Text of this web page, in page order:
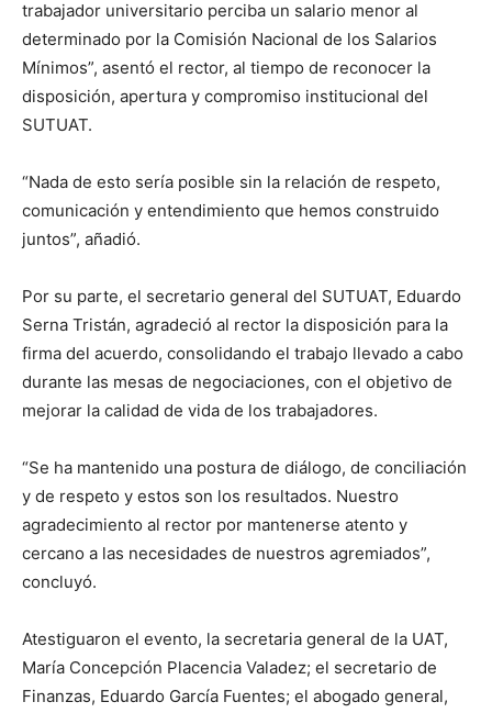
trabajador universitario perciba un salario menor al
determinado por la Comisión Nacional de los Salarios
Mínimos”, asentó el rector, al tiempo de reconocer la
disposición, apertura y compromiso institucional del
SUTUAT.
“Nada de esto sería posible sin la relación de respeto,
comunicación y entendimiento que hemos construido
juntos”, añadió.
Por su parte, el secretario general del SUTUAT, Eduardo
Serna Tristán, agradeció al rector la disposición para la
firma del acuerdo, consolidando el trabajo llevado a cabo
durante las mesas de negociaciones, con el objetivo de
mejorar la calidad de vida de los trabajadores.
“Se ha mantenido una postura de diálogo, de conciliación
y de respeto y estos son los resultados. Nuestro
agradecimiento al rector por mantenerse atento y
cercano a las necesidades de nuestros agremiados”,
concluyó.
Atestiguaron el evento, la secretaria general de la UAT,
María Concepción Placencia Valadez; el secretario de
Finanzas, Eduardo García Fuentes; el abogado general,